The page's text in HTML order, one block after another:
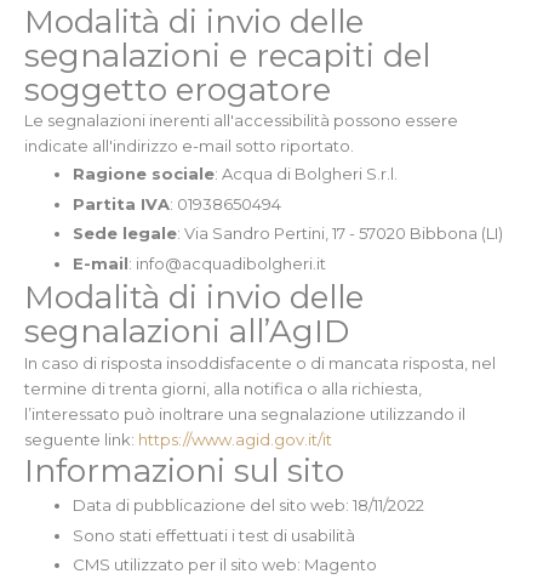
Modalità di invio delle
segnalazioni e recapiti del
soggetto erogatore
Le segnalazioni inerenti all'accessibilità possono essere
indicate all'indirizzo e-mail sotto riportato.
Ragione sociale: Acqua di Bolgheri S.r.l.
Partita IVA: 01938650494
Sede legale: Via Sandro Pertini, 17 - 57020 Bibbona (LI)
E-mail: info@acquadibolgheri.it
Modalità di invio delle
segnalazioni all’AgID
In caso di risposta insoddisfacente o di mancata risposta, nel
termine di trenta giorni, alla notifica o alla richiesta,
l’interessato può inoltrare una segnalazione utilizzando il
seguente link: https://www.agid.gov.it/it
Informazioni sul sito
Data di pubblicazione del sito web: 18/11/2022
Sono stati effettuati i test di usabilità
CMS utilizzato per il sito web: Magento